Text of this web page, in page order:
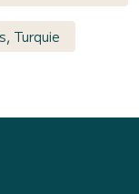
Turquie